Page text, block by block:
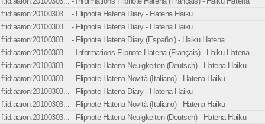
f:id:aaron:20100303... - Flipnote Hatena Diary - Hatena Haiku
f:id:aaron:20100303... - Flipnote Hatena Diary - Hatena Haiku
f:id:aaron:20100303... - Flipnote Hatena Diary (Español) - Haiku Hatena
f:id:aaron:20100303... - Informations Flipnote Hatena (Français) - Haiku Hatena
f:id:aaron:20100303... - Flipnote Hatena Neuigkeiten (Deutsch) - Hatena Haiku
f:id:aaron:20100303... - Flipnote Hatena Novità (Italiano) - Hatena Haiku
f:id:aaron:20100303... - Flipnote Hatena Diary - Hatena Haiku
f:id:aaron:20100303... - Flipnote Hatena Novità (Italiano) - Hatena Haiku
f:id:aaron:20100303... - Flipnote Hatena Neuigkeiten (Deutsch) - Hatena Haiku